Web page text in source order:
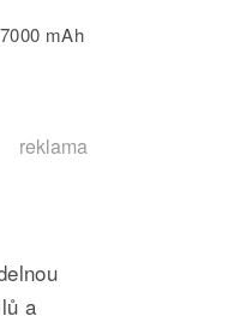
mAh
reklama
a